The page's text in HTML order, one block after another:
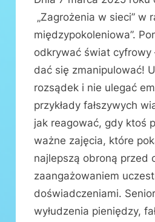
„Zagrożenia w sieci” w
międzypokoleniowa”.
odkrywać świat cyfrowy
dać się zmanipulować!
rozsądek i nie ulegać
przykłady fałszywych
jak reagować, gdy ktoś
ważne zajęcia, które
najlepszą obroną przed
zaangażowaniem
doświadczeniami.
wyłudzenia pieniędzy,